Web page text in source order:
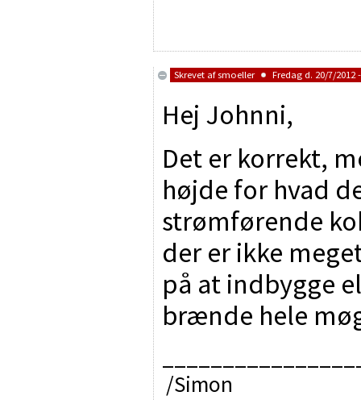
Skrevet af smoeller Fredag d. 20/7/2012
Hej Johnni,
Det er korrekt,
højde for hvad
strømførende
der er ikke
på at indbygge
brænde hele
/Simon